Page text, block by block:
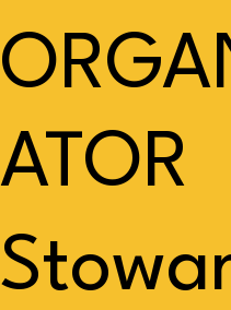
ATOR